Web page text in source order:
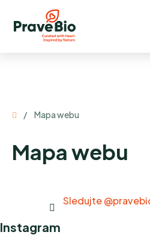
obsah
Domov
/ Mapa webu
Mapa webu
Sledujte
Instagram